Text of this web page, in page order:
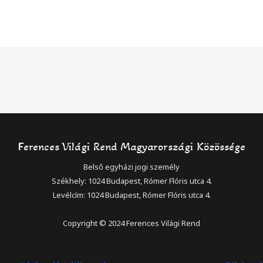
Ferences Világi Rend Magyarországi Közössége
Belső egyházi jogi személy
Székhely: 1024 Budapest, Rómer Flóris utca 4.
Levélcím: 1024 Budapest, Rómer Flóris utca 4.
Copyright © 2024 Ferences Világi Rend